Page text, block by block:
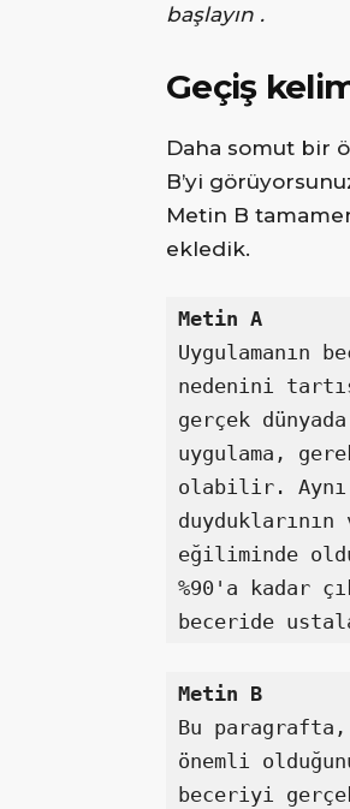
başlayın .
Geçiş
Daha somut bir
B’yi
Metin B
ekledik.
Metin A
Uygulamanın
nedenini
gerçek
uygulama,
olabilir. Aynı
eğiliminde
%90'a kadar
beceride
Bu
önemli
beceriyi